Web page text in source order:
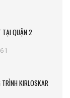
TẠI QUẬN 2
61
KIRLOSKAR